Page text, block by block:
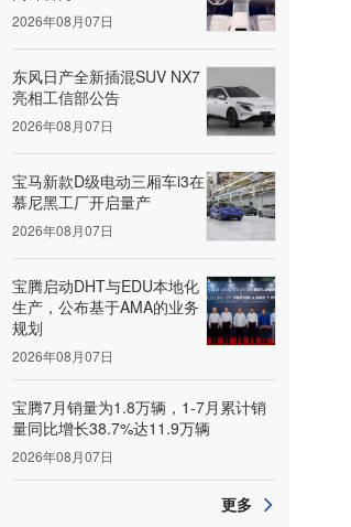
2026年08月07日
东风日产全新插混SUV NX7
亮相工信部公告
2026年08月07日
宝马新款D级电动三厢车i3在
慕尼黑工厂开启量产
2026年08月07日
宝腾启动DHT与EDU本地化
生产，公布基于AMA的业务
规划
2026年08月07日
宝腾7月销量为1.8万辆，1-7月累计销
量同比增长38.7%达11.9万辆
2026年08月07日
更多